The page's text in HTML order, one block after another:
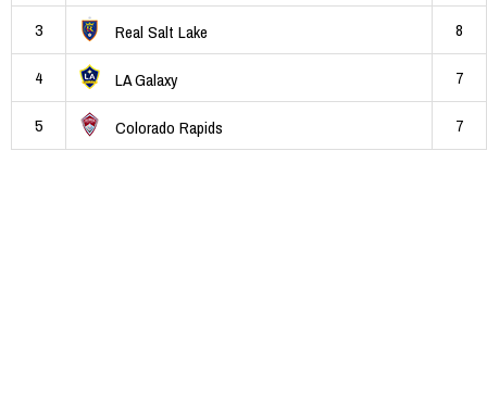
3 Real Salt Lake 8
4 LA Galaxy 7
5 Colorado Rapids 7